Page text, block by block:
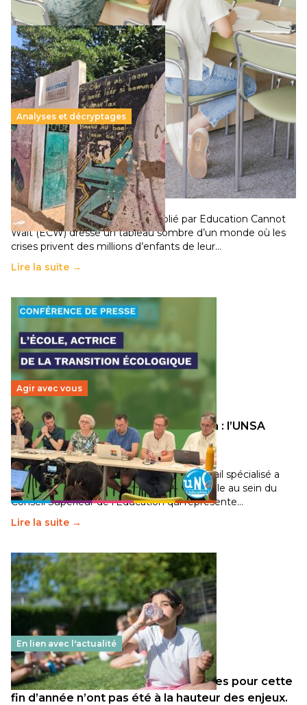
Analyses et décryptages
258 millions d’enfants victimes de la guerre, des
chocs climatiques et des déplacements de
population
11 juillet 2026- National
Un nouveau rapport mondial publié par Education Cannot
Wait (ECW) dresse un tableau sombre d’un monde où les
crises privent des millions d’enfants de leur…
Lire la suite →
Agir avec vous
Transition écologique de l’éducation : l’UNSA
Éducation fait bouger les lignes
30 juin 2026-National
Pendant plusieurs mois, un groupe de travail spécialisé a
travaillé sur la transition écologique de l’Ecole au sein du
Conseil Supérieur de l’Éducation qui représente…
Lire la suite →
En lien avec l'actualité
Les décisions ministérielles attendues pour cette
fin d’année n’ont pas été à la hauteur des enjeux.